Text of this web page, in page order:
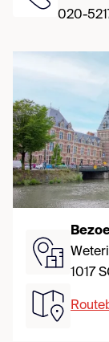
020-
1017